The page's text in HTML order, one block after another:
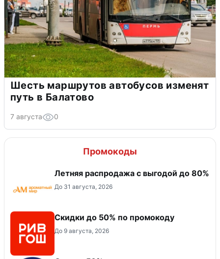
Шесть маршрутов автобусов изменят
путь в Балатово
7 августа 0
Промокоды
Летняя распродажа с выгодой до 80%
До 31 августа, 2026
Скидки до 50% по промокоду
До 9 августа, 2026